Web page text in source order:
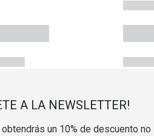
A LA NEWSLETTER!
un 10% de descuento no